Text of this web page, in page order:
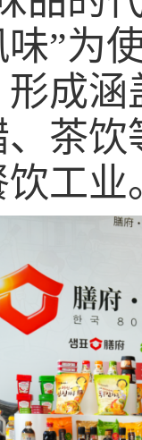
”为
成
茶
工业